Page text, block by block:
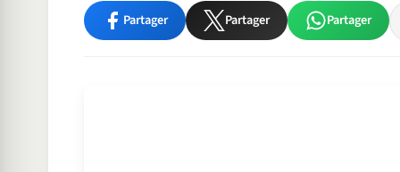
Partager Partager Partager